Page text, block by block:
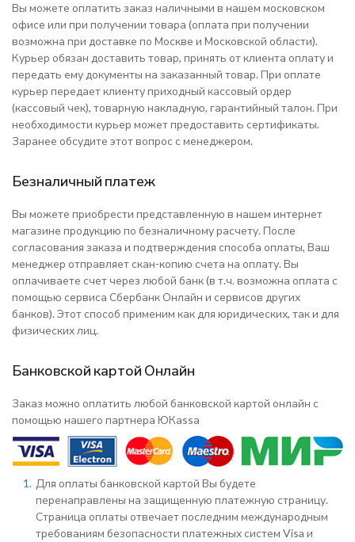
Вы можете оплатить заказ наличными в нашем московском
офисе или при получении товара (оплата при получении
возможна при доставке по Москве и Московской области).
Курьер обязан доставить товар, принять от клиента оплату и
передать ему документы на заказанный товар. При оплате
курьер передает клиенту приходный кассовый ордер
(кассовый чек), товарную накладную, гарантийный талон. При
необходимости курьер может предоставить сертификаты.
Заранее обсудите этот вопрос с менеджером.
Безналичный платеж
Вы можете приобрести представленную в нашем интернет
магазине продукцию по безналичному расчету. После
согласования заказа и подтверждения способа оплаты, Ваш
менеджер отправляет скан-копию счета на оплату. Вы
оплачиваете счет через любой банк (в т.ч. возможна оплата с
помощью сервиса Сбербанк Онлайн и сервисов других
банков). Этот способ применим как для юридических, так и для
физических лиц.
Банковской картой Онлайн
Заказ можно оплатить любой банковской картой онлайн с
помощью нашего партнера ЮКаssа
Для оплаты банковской картой Вы будете
перенаправлены на защищенную платежную страницу.
Страница оплаты отвечает последним международным
требованиям безопасности платежных систем Visa и